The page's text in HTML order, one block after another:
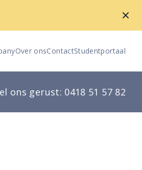
Over onsContactStudentportaal
ons gerust: 0418 51 57 82